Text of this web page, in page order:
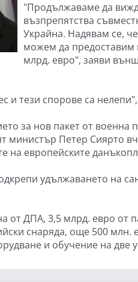
"Продължаваме да
възпрепятства
Украйна. Надявам се,
можем да предоставим
млрд. евро", заяви
и тези спорове са нелепи",
за нов пакет от
министър Петер Сиярто
на европейските
удължаването на
от ДПА, 3,5 млрд. евро от
снаряда, още 500
и обучение на две